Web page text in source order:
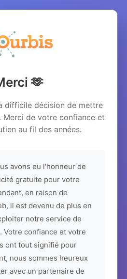
🫶
difficile décision de mettre
Merci de votre confiance et
au fil des années.
avons eu l'honneur de
gratuite pour votre
en raison de
il est devenu de plus en
notre service de
Votre confiance et votre
ont tout signifié pour
nous sommes heureux
avec un partenaire de